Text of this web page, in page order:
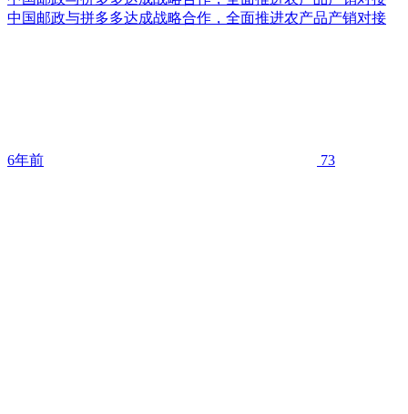
中国邮政与拼多多达成战略合作，全面推进农产品产销对接
6年前 73